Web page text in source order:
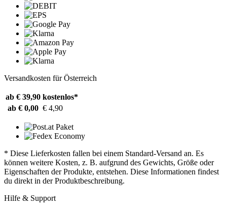
Versandkosten für Österreich
ab € 39,90 kostenlos*
ab € 0,00 € 4,90
* Diese Lieferkosten fallen bei einem Standard-Versand an. Es
können weitere Kosten, z. B. aufgrund des Gewichts, Größe oder
Eigenschaften der Produkte, entstehen. Diese Informationen findest
du direkt in der Produktbeschreibung.
Hilfe & Support